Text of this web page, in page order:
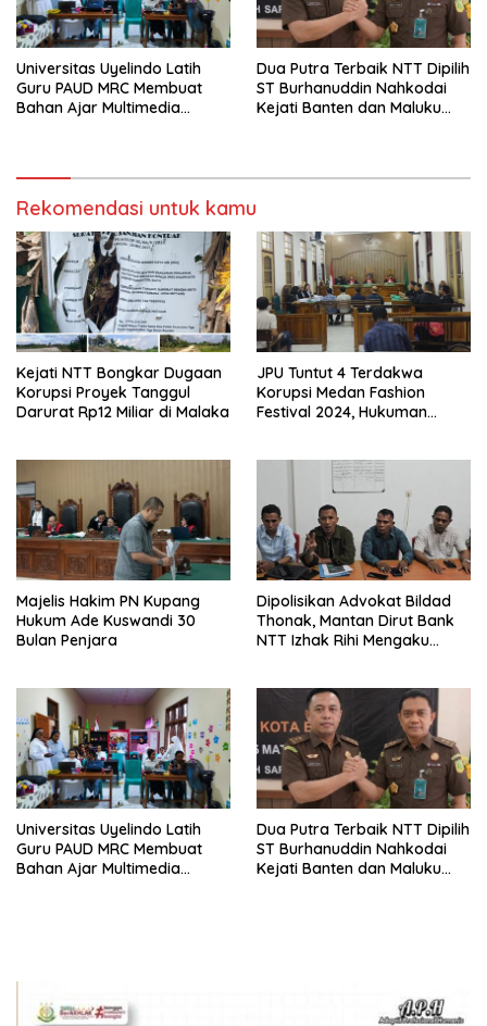
Universitas Uyelindo Latih
Guru PAUD MRC Membuat
Bahan Ajar Multimedia
Dua Putra Terbaik NTT Dipilih
ST Burhanuddin Nahkodai
Kejati Banten dan Maluku
Rekomendasi untuk kamu
Kejati NTT Bongkar Dugaan
Korupsi Proyek Tanggul
Darurat Rp12 Miliar di Malaka
JPU Tuntut 4 Terdakwa
Korupsi Medan Fashion
Festival 2024, Hukuman
Majelis Hakim PN Kupang
Hukum Ade Kuswandi 30
Bulan Penjara
Dipolisikan Advokat Bildad
Thonak, Mantan Dirut Bank
NTT Izhak Rihi Mengaku
Universitas Uyelindo Latih
Guru PAUD MRC Membuat
Bahan Ajar Multimedia
Dua Putra Terbaik NTT Dipilih
ST Burhanuddin Nahkodai
Kejati Banten dan Maluku